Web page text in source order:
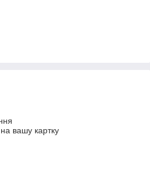
вашу картку